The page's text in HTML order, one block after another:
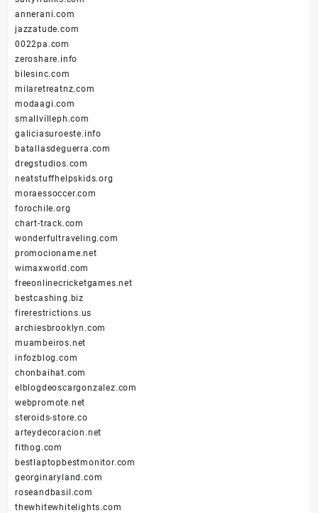
annerani.com
jazzatude.com
0022pa.com
zeroshare.info
bilesinc.com
milaretreatnz.com
modaagi.com
smallvilleph.com
galiciasuroeste.info
batallasdeguerra.com
dregstudios.com
neatstuffhelpskids.org
moraessoccer.com
forochile.org
chart-track.com
wonderfultraveling.com
promocioname.net
wimaxworld.com
freeonlinecricketgames.net
bestcashing.biz
firerestrictions.us
archiesbrooklyn.com
muambeiros.net
infozblog.com
chonbaihat.com
elblogdeoscargonzalez.com
webpromote.net
steroids-store.co
arteydecoracion.net
fithog.com
bestlaptopbestmonitor.com
georginaryland.com
roseandbasil.com
thewhitewhitelights.com